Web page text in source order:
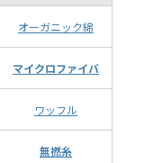
オーガニック綿
マイクロファイバ
ワッフル
無撚糸